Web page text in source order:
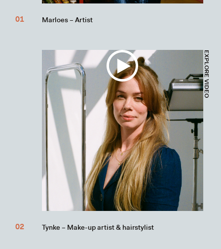
Marloes – Artist
EXPLORE VIDEO
Tynke – Make-up artist & hairstylist